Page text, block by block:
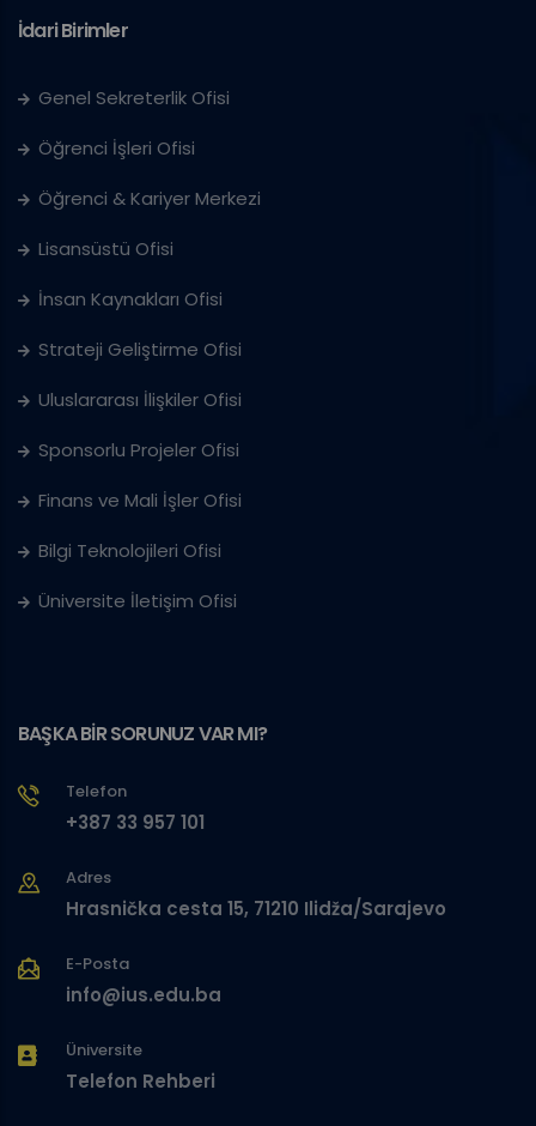
İdari Birimler
Genel Sekreterlik Ofisi
Öğrenci İşleri Ofisi
Öğrenci & Kariyer Merkezi
Lisansüstü Ofisi
İnsan Kaynakları Ofisi
Strateji Geliştirme Ofisi
Uluslararası İlişkiler Ofisi
Sponsorlu Projeler Ofisi
Finans ve Mali İşler Ofisi
Bilgi Teknolojileri Ofisi
Üniversite İletişim Ofisi
BAŞKA BİR SORUNUZ VAR MI?
Telefon
+387 33 957 101
Adres
Hrasnička cesta 15, 71210 Ilidža/Sarajevo
E-Posta
info@ius.edu.ba
Üniversite
Telefon Rehberi